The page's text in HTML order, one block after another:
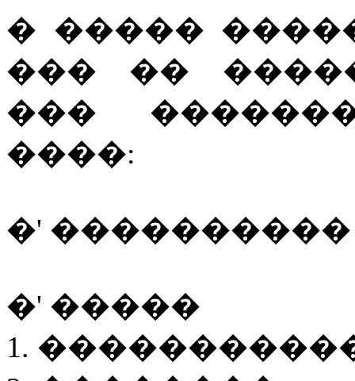
� �����
��� ��
���
����:
�' ���������� -
�' �����
1.